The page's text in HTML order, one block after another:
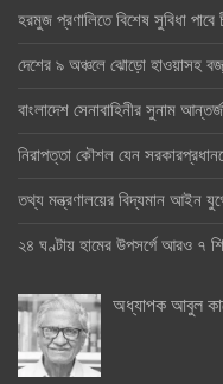
হরমুজ প্রণালিতে বিশেষ সুবিধা
দেশের ৯ অঞ্চলে ঝোড়ো হাওয়াসহ
বাংলাদেশ সেনাবাহিনীর সুনাম
নিরাপত্তা কৌশল যেন
তথ্য মন্ত্রণালয়ের বিদ্যমান আইন
২৪ ঘণ্টায় হামের উপসর্গে আরও ৭
অধ্যাপক আবুল